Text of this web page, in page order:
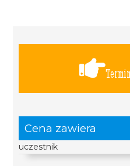
Cena zawiera
uczestnik